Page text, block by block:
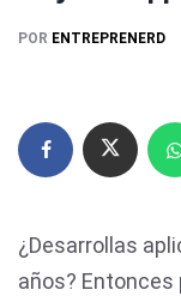
POR ENTREPRENERD
¿Desarrollas
años?